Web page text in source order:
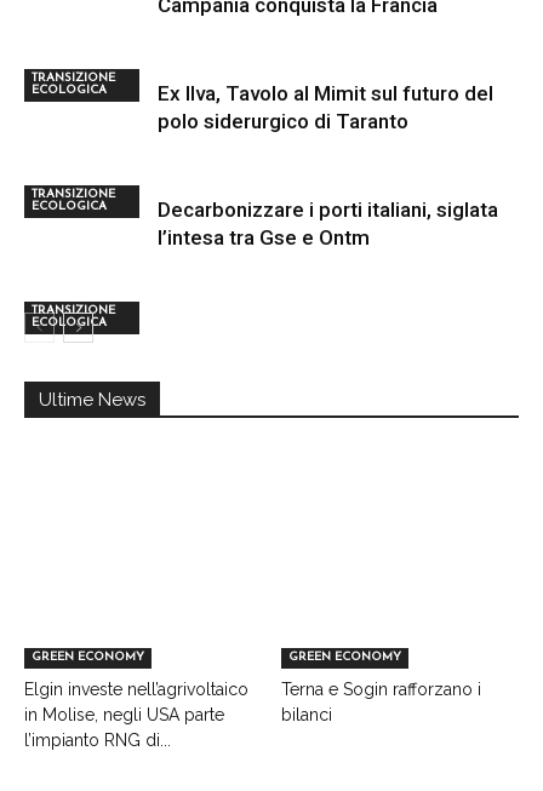
TRANSIZIONE
ECOLOGICA
Campania conquista la Francia
TRANSIZIONE
ECOLOGICA
Ex Ilva, Tavolo al Mimit sul futuro del
polo siderurgico di Taranto
TRANSIZIONE
ECOLOGICA
Decarbonizzare i porti italiani, siglata
l’intesa tra Gse e Ontm
Ultime News
GREEN ECONOMY
Elgin investe nell’agrivoltaico
in Molise, negli USA parte
l’impianto RNG di...
GREEN ECONOMY
Terna e Sogin rafforzano i
bilanci